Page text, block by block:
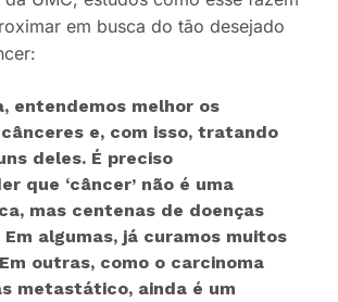
em busca do tão desejado
entendemos melhor os
e, com isso, tratando
deles. É preciso
que ‘câncer’ não é uma
mas centenas de doenças
algumas, já curamos muitos
outras, como o carcinoma
metastático, ainda é um